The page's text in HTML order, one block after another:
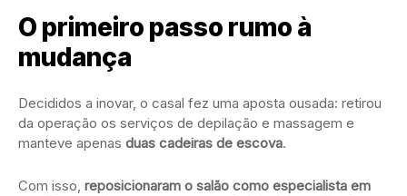
O primeiro passo rumo à
mudança
Decididos a inovar, o casal fez uma aposta ousada: retirou
da operação os serviços de depilação e massagem e
manteve apenas duas cadeiras de escova.
Com isso, reposicionaram o salão como especialista em